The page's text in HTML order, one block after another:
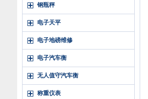
钢瓶秤
电子天平
电子地磅维修
电子汽车衡
无人值守汽车衡
称重仪表